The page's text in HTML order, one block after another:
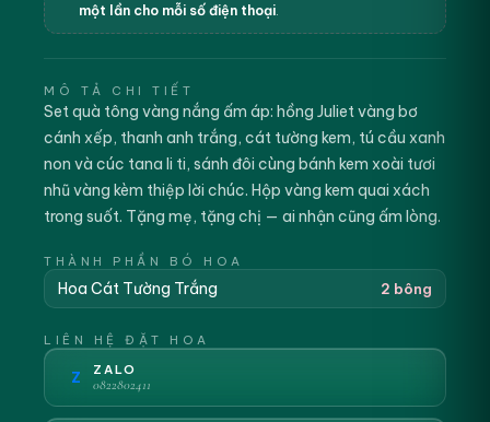
một lần cho mỗi số điện thoại
MÔ TẢ CHI TIẾT
Set quà tông vàng nắng ấm áp: hồng Juliet vàng bơ
cánh xếp, thanh anh trắng, cát tường kem, tú cầu xanh
non và cúc tana li ti, sánh đôi cùng bánh kem xoài tươi
nhũ vàng kèm thiệp lời chúc. Hộp vàng kem quai xách
trong suốt. Tặng mẹ, tặng chị — ai nhận cũng ấm lòng.
THÀNH PHẦN BÓ HOA
Hoa Cát Tường Trắng 2 bông
LIÊN HỆ ĐẶT HOA
Z ZALO
0822802411